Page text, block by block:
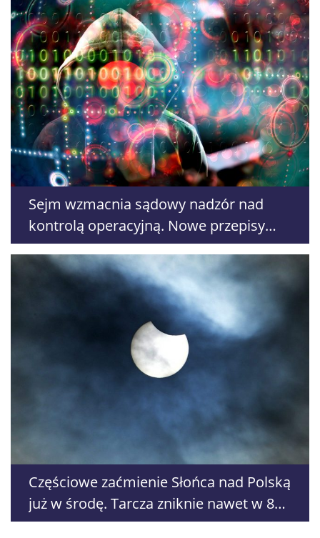
Sejm wzmacnia sądowy nadzór nad
kontrolą operacyjną. Nowe przepisy
trafią do Senatu
Częściowe zaćmienie Słońca nad Polską
już w środę. Tarcza zniknie nawet w 86
procentach